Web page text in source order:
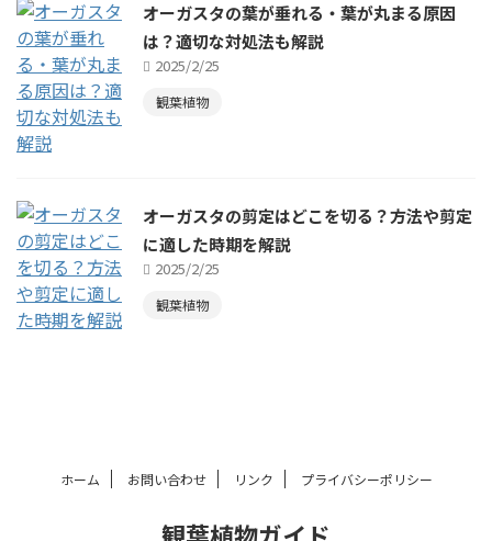
オーガスタの葉が垂れる・葉が丸まる原因
は？適切な対処法も解説
2025/2/25
観葉植物
オーガスタの剪定はどこを切る？方法や剪定
に適した時期を解説
2025/2/25
観葉植物
ホーム お問い合わせ リンク プライバシーポリシー